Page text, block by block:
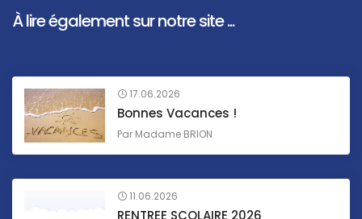
À lire également sur notre site ...
17.06.2026
Bonnes Vacances !
Par Madame BRION
11.06.2026
RENTREE SCOLAIRE 2026